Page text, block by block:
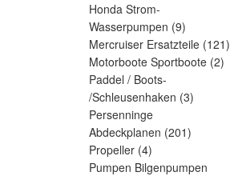
Honda Strom-
Wasserpumpen (9)
Mercruiser Ersatzteile (121)
Motorboote Sportboote (2)
Paddel / Boots-
/Schleusenhaken (3)
Persenninge
Abdeckplanen (201)
Propeller (4)
Pumpen Bilgenpumpen